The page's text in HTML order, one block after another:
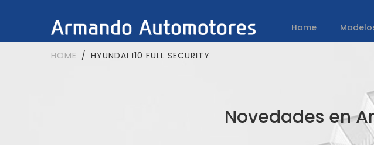
Home
HOME HYUNDAI I10 FULL SECURITY
Novedades en